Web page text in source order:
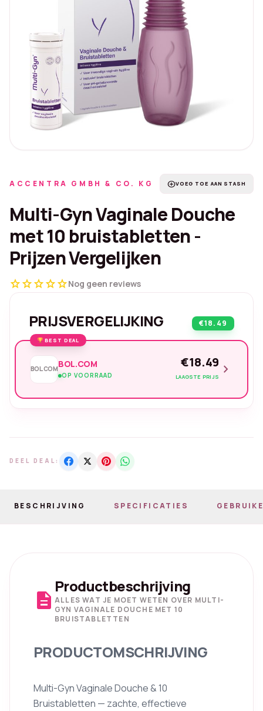
ACCENTRA GMBH & CO. KG add_circleVOEG TOE AAN STASH
Multi-Gyn Vaginale Douche
met 10 bruistabletten -
Prijzen Vergelijken
starstarstarstarstarNog geen reviews
PRIJSVERGELIJKING €18.49
BEST DEAL
BOL.COMBOL.COM
OP VOORRAAD
€18.49
LAAGSTE PRIJS chevron_right
DEEL DEAL:
BESCHRIJVING SPECIFICATIES
description
Productbeschrijving
ALLES WAT JE MOET WETEN OVER MULTI-
GYN VAGINALE DOUCHE MET 10
BRUISTABLETTEN
PRODUCTOMSCHRIJVING
Multi-Gyn Vaginale Douche & 10
Bruistabletten — zachte, effectieve